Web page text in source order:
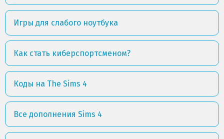
Игры для слабого ноутбука
Как стать киберспортсменом?
Коды на The Sims 4
Все дополнения Sims 4